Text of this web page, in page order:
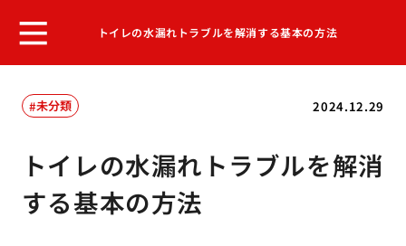
トイレの水漏れトラブルを解消する基本の方法
2024.12.29
未分類
トイレの水漏れトラブルを解消
する基本の方法